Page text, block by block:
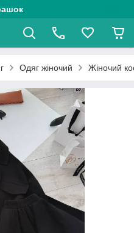
Одяг жіночий Жіночий